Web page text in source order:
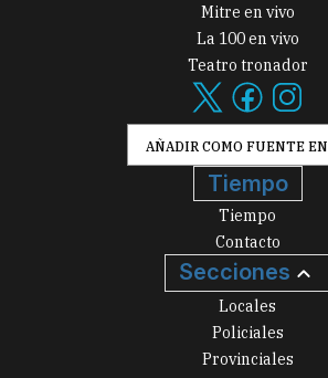
Mitre en vivo
La 100 en vivo
Teatro tronador
AÑADIR COMO FUENTE EN
Tiempo
Tiempo
Contacto
Secciones
Locales
Policiales
Provinciales